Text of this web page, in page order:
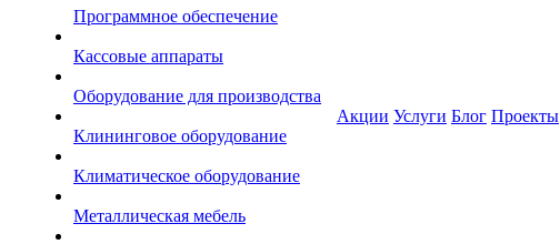
Программное обеспечение
Кассовые аппараты
Оборудование для производства
Клининговое оборудование
Климатическое оборудование
Металлическая мебель
Акции Услуги Блог Проекты